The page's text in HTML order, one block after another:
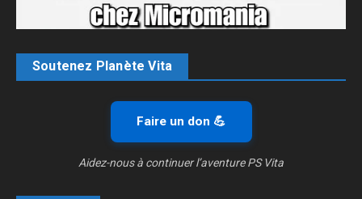
Soutenez Planète Vita
Faire un don 💪
Aidez-nous à continuer l’aventure PS Vita